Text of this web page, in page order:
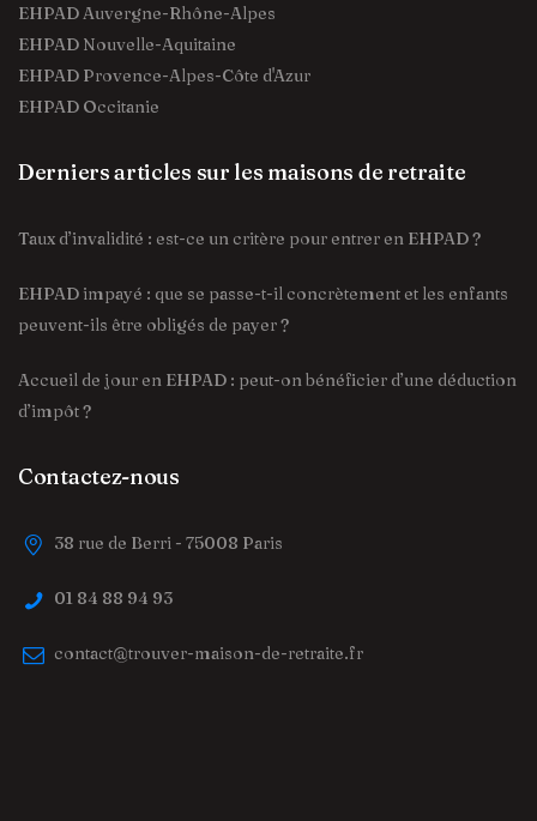
EHPAD Auvergne-Rhône-Alpes
EHPAD Nouvelle-Aquitaine
EHPAD Provence-Alpes-Côte d'Azur
EHPAD Occitanie
Derniers articles sur les maisons de retraite
Taux d’invalidité : est-ce un critère pour entrer en EHPAD ?
EHPAD impayé : que se passe-t-il concrètement et les enfants
peuvent-ils être obligés de payer ?
Accueil de jour en EHPAD : peut-on bénéficier d’une déduction
d’impôt ?
Contactez-nous
38 rue de Berri - 75008 Paris
01 84 88 94 93
contact@trouver-maison-de-retraite.fr